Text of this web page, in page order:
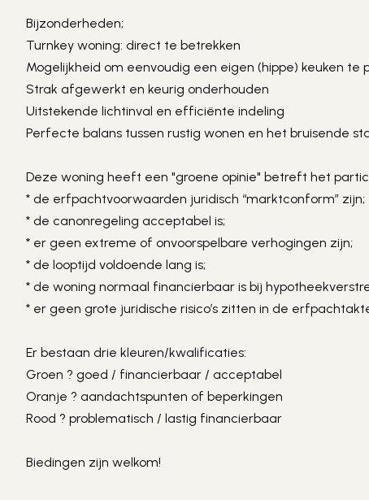
Bijzonderheden;
Turnkey woning: direct te betrekken
Mogelijkheid om eenvoudig een eigen (hippe) keuken te
Strak afgewerkt en keurig onderhouden
Uitstekende lichtinval en efficiënte indeling
Perfecte balans tussen rustig wonen en het bruisende
Deze woning heeft een "groene opinie" betreft het
* de erfpachtvoorwaarden juridisch “marktconform” zijn;
* de canonregeling acceptabel is;
* er geen extreme of onvoorspelbare verhogingen zijn;
* de looptijd voldoende lang is;
* de woning normaal financierbaar is bij
* er geen grote juridische risico’s zitten in de
Er bestaan drie kleuren/kwalificaties:
Groen ? goed / financierbaar / acceptabel
Oranje ? aandachtspunten of beperkingen
Rood ? problematisch / lastig financierbaar
Biedingen zijn welkom!